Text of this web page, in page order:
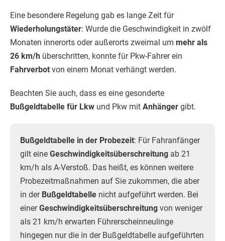
Eine besondere Regelung gab es lange Zeit für
Wiederholungstäter: Wurde die Geschwindigkeit in zwölf
Monaten innerorts oder außerorts zweimal um mehr als
26 km/h überschritten, konnte für Pkw-Fahrer ein
Fahrverbot von einem Monat verhängt werden.
Beachten Sie auch, dass es eine gesonderte
Bußgeldtabelle für Lkw und Pkw mit Anhänger gibt.
Bußgeldtabelle in der Probezeit: Für Fahranfänger
gilt eine Geschwindigkeitsüberschreitung ab 21
km/h als A-Verstoß. Das heißt, es können weitere
Probezeitmaßnahmen auf Sie zukommen, die aber
in der Bußgeldtabelle nicht aufgeführt werden. Bei
einerGeschwindigkeitsüberschreitung von weniger
als 21 km/h erwarten Führerscheinneulinge
hingegen nur die in der Bußgeldtabelle aufgeführten